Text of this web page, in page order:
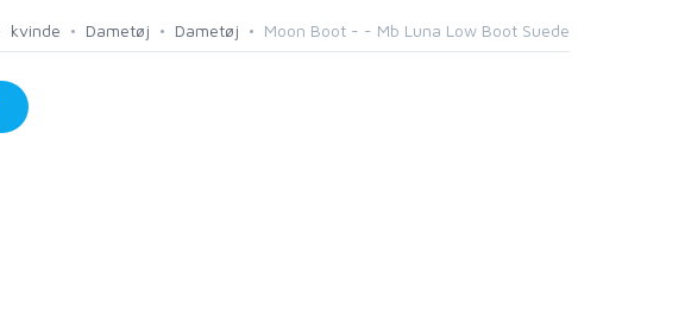
kvinde Dametøj Dametøj Moon Boot - - Mb Luna Low Boot Suede